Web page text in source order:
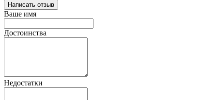
Написать отзыв
Ваше имя
Достоинства
Недостатки